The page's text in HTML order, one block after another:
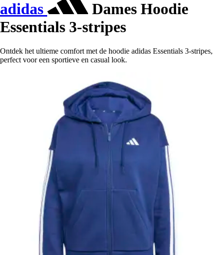
adidas
Dames Hoodie
Essentials 3-stripes
Ontdek het ultieme comfort met de hoodie adidas Essentials 3-stripes,
perfect voor een sportieve en casual look.